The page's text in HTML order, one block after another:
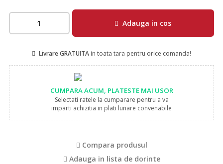
Adauga in cos
Livrare GRATUITA in toata tara pentru orice comanda!
CUMPARA ACUM, PLATESTE MAI USOR
Selectati ratele la cumparare pentru a va
imparti achizitia in plati lunare convenabile
Compara produsul
Adauga in lista de dorinte